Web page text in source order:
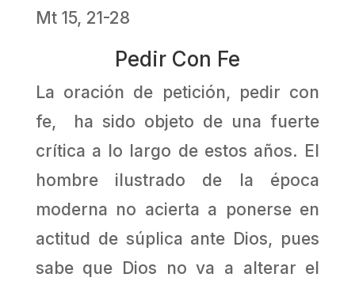
Mt 15, 21-28
Pedir Con Fe
La oración de petición, pedir con
fe, ha sido objeto de una fuerte
crítica a lo largo de estos años. El
hombre ilustrado de la época
moderna no acierta a ponerse en
actitud de súplica ante Dios, pues
sabe que Dios no va a alterar el